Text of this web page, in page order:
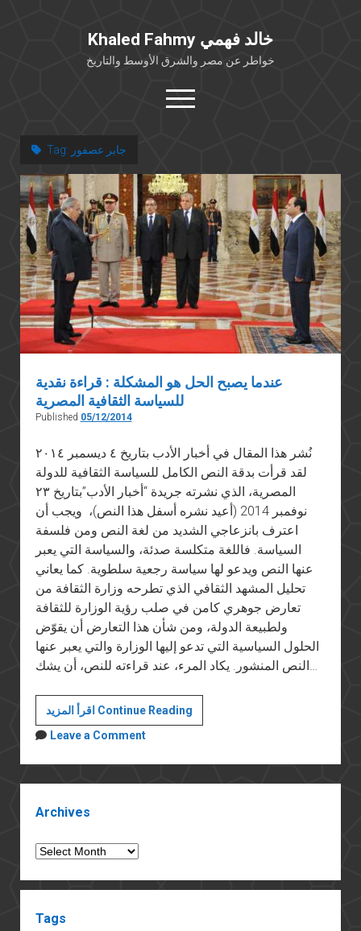
Khaled Fahmy خالد فهمي
خواطر عن مصر والشرق الأوسط والتاريخ
open
menu
خلفية شخصية
كتابات أكاديمية
مقالات صحافية
بوستات من فيسبوك
مقابلات في الإعلام
Languages
Tag: جابر عصفور
عندما يصبح الحل هو المشكلة : قراءة نقدية
للسياسة الثقافية المصرية
Published 05/12/2014
نُشر هذا المقال في أخبار الأدب بتاريخ ٤ ديسمبر ٢٠١٤
لقد قرأت بدقة النص الكامل للسياسة الثقافية للدولة
المصرية، الذي نشرته جريدة “أخبار الأدب”بتاريخ ٢٣
نوفمبر 2014 (أعيد نشره أسفل هذا النص)، ويجب أن
اعترف بانزعاجي الشديد من لغة النص ومن فلسفة
السياسة. فاللغة متكلسة صدئة، والسياسة التي يعبر
عنها النص ويدعو لها سياسة رجعية سلطوية. كما يعاني
تحليل المشهد الثقافي الذي تطرحه وزارة الثقافة من
تعارض جوهري كامن في صلب رؤية الوزارة للثقافة
ولطبيعة الدولة، ومن شأن هذا التعارض أن يقوّض
الحلول السياسية التي تدعو إليها الوزارة والتي يعبر عنها
النص المنشور. يكاد المرء، عند قراءته للنص، أن يشك…
اقرأ المزيد Continue Readingعندما
يصبح
هو
المشكلة
الثقافية
Leave a Comment
Archives
Archives
Tags